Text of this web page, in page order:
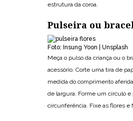
estrutura da coroa.
Pulseira ou
Foto: Insung Yoon | Unsplash
Meça o pulso da criança ou o
acessório. Corte uma tira de
medida do comprimento
de largura. Forme um círculo
circunferência. Fixe as flores e